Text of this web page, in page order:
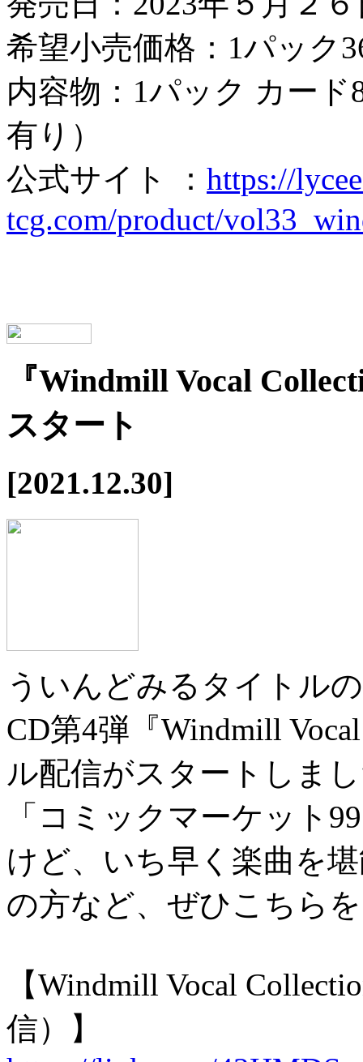
希望小売価格：1パック
内容物：1パック カー
有り）
公式サイト ： https://
tcg.com/product/
『Windmill Vocal
スタート
[2021.12.30]
ういんどみるタイトル
CD第4弾 『Windmill
ル配信がスタート しま
「コミックマーケット
けど、いち早く楽曲を
の方など、ぜひこちら
【Windmill Vocal
信）】